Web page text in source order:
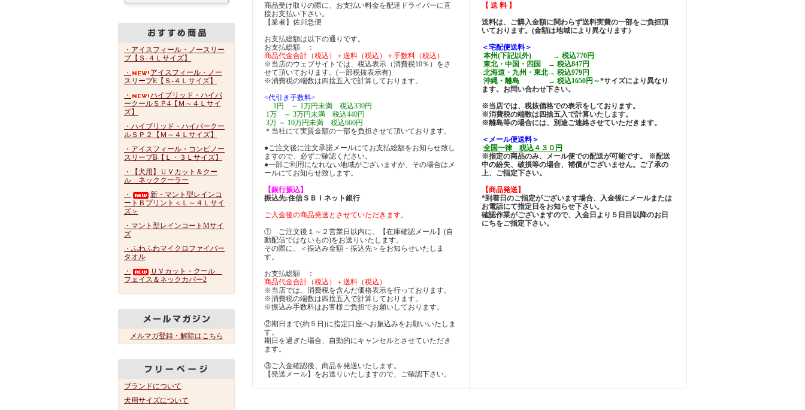
・アイスフィール・ノースリー
ブ【Ｓ-４Ｌサイズ】
・
アイスフィール・ノー
スリーブE【Ｓ-４Ｌサイズ】
・
ハイブリッド・ハイパ
ークールＳＰ4【Ｍ～４Ｌサイ
ズ】
・ハイブリッド・ハイパークー
ルＳＰ２【Ｍ～４Ｌサイズ】
・アイスフィール・コンビノー
スリーブB【Ｌ・３Ｌサイズ】
・【犬用】ＵＶカット＆クー
ル ネッククーラー
・
新・マント型レインコ
ートＢプリント＜Ｌ～４Ｌサイ
ズ＞
・マント型レインコートMサイ
ズ
・ふわふわマイクロファイバー
タオル
・
ＵＶカット・クール
フェイス＆ネックカバー2
メルマガ登録・解除はこちら
ブランドについて
犬用サイズについて
商品受け取りの際に、お支払い料金を配達ドライバーに直
接お支払い下さい。
【業者】佐川急便
お支払総額は以下の通りです。
お支払総額 ：
商品代金合計（税込）＋送料（税込）＋手数料（税込）
※当店のウェブサイトでは、税込表示（消費税10％）をさ
せて頂いております。(一部税抜表示有)
※消費税の端数は四捨五入で計算しております。
<代引き手数料>
1円 ～ 1万円未満 税込330円
1万 ～ 3万円未満 税込440円
3万 ～ 10万円未満 税込660円
＊当社にて実質金額の一部を負担させて頂いております。
●ご注文後に注文承諾メールにてお支払総額をお知らせ致し
ますので、必ずご確認ください。
●一部ご利用になれない地域がございますが、その場合はメ
ールにてお知らせ致します。
【銀行振込】
振込先:住信ＳＢＩネット銀行
ご入金後の商品発送とさせていただきます。
① ご注文後１～２営業日以内に、【在庫確認メール】(自
動配信ではないもの)をお送りいたします。
その際に、＜振込み金額・振込先＞をお知らせいたしま
す。
お支払総額 ：
商品代金合計（税込）＋送料（税込）
※当店では、消費税を含んだ価格表示を行っております。
※消費税の端数は四捨五入で計算しております。
※振込み手数料はお客様ご負担でお願いしております。
②期日まで(約５日)に指定口座へお振込みをお願いいたしま
す。
期日を過ぎた場合、自動的にキャンセルとさせていただき
ます。
③ご入金確認後、商品を発送いたします。
【発送メール】をお送りいたしますので、ご確認下さい。
【 送 料 】
送料は、ご購入金額に関わらず送料実費の一部をご負担頂
いております。(金額は地域により異なります）
＜宅配便送料＞
本州(下記以外) → 税込770円
東北・中国・四国 → 税込847円
北海道・九州・東北→ 税込979円
沖縄・離島 → 税込1650円～*サイズにより異なり
ます。お問い合わせ下さい。
※当店では、税抜価格での表示をしております。
※消費税の端数は四捨五入で計算いたします。
※離島等の場合には、別途ご連絡させていただきます。
＜メール便送料＞
全国一律 税込４３０円
※指定の商品のみ、メール便での配送が可能です。 ※配送
中の紛失、破損等の場合、補償がございません。ご了承の
上、ご指定下さい。
【商品発送】
*到着日のご指定がございます場合、入金後にメールまたは
お電話にて指定日をお知らせ下さい。
確認作業がございますので、入金日より５日目以降のお日
にちをご指定下さい。